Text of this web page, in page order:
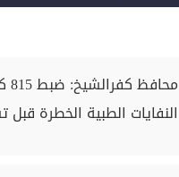
النفايات الطبية الخطرة قبل